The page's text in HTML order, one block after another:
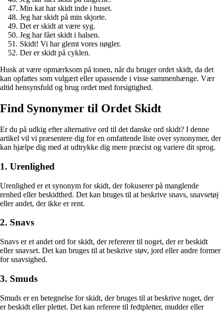
Min kat har skidt inde i huset.
Jeg har skidt på min skjorte.
Det er skidt at være syg.
Jeg har fået skidt i halsen.
Skidt! Vi har glemt vores nøgler.
Der er skidt på cyklen.
Husk at være opmærksom på tonen, når du bruger ordet skidt, da det
kan opfattes som vulgært eller upassende i visse sammenhænge. Vær
altid hensynsfuld og brug ordet med forsigtighed.
Find Synonymer til Ordet Skidt
Er du på udkig efter alternative ord til det danske ord skidt? I denne
artikel vil vi præsentere dig for en omfattende liste over synonymer, der
kan hjælpe dig med at udtrykke dig mere præcist og variere dit sprog.
1. Urenlighed
Urenlighed er et synonym for skidt, der fokuserer på manglende
renhed eller beskidthed. Det kan bruges til at beskrive snavs, snavsetøj
eller andet, der ikke er rent.
2. Snavs
Snavs er et andet ord for skidt, der refererer til noget, der er beskidt
eller snavset. Det kan bruges til at beskrive støv, jord eller andre former
for snavsighed.
3. Smuds
Smuds er en betegnelse for skidt, der bruges til at beskrive noget, der
er beskidt eller plettet. Det kan referere til fedtpletter, mudder eller